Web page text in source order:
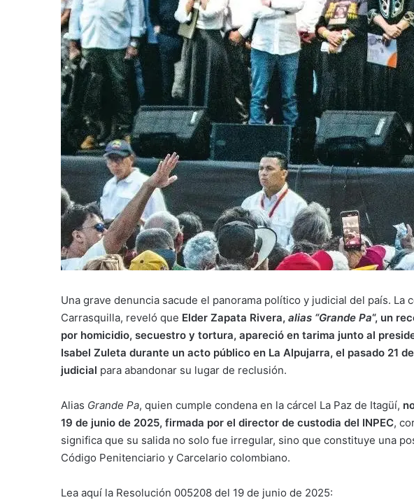
Una grave denuncia sacude el panorama político y judicial del país. La
Carrasquilla, reveló que Elder Zapata Rivera, alias “Grande Pa“, un
por homicidio, secuestro y tortura, apareció en tarima junto al
Isabel Zuleta durante un acto público en La Alpujarra, el pasado 21
judicial para abandonar su lugar de reclusión.
Alias Grande Pa, quien cumple condena en la cárcel La Paz de Itagüí,
19 de junio de 2025, firmada por el director de custodia del INPEC,
significa que su salida no solo fue irregular, sino que constituye una
Código Penitenciario y Carcelario colombiano.
Lea aquí la Resolución 005208 del 19 de junio de 2025: